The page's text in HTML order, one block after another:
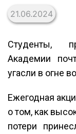
21.06.2024
Студенты,
Академии
угасли в огне
Ежегодная
о том, как
потери